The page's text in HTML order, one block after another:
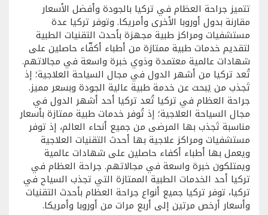
تتميز جراحة العظام في تركيا بالجودة وأفضل الأسعار
مقارنة بدول أوروبا الأخرى وأمريكا. وتوفر تركيا عدة
مستشفيات ومراكز طبية مجهزة بأحدث التقنيات الطبية
لتقديم خدمات طبية ممتازة من أطباء أكفّاء حاصلين على
شهادات عالمية معتمدة وذوي خبرة واسعة في مجالاتهم.
تُعد تركيا من أشهر الدول في مجال السياحة العلاجية؛ إذ
تَجذب من يَبحث عن خدمة طبية عالية الجودة وبسعر مميز.
جراحة العظام في تركيا تُعد تركيا أحد أشهر الدول في
مجال السياحة العلاجية؛ إذ تُوفر خدمات طبية ممتازة بأسعار
مناسبة تَجذب بها المرضى من جميع أنحاء العالم، إذ توفر
مستشفيات ومراكز علاجية بها أحدث التقنيات العلاجية
ويعمل بها أطباء أكفاء حاصلين على شهادات عالمية
ويمتلكون خبرة واسعة في مجالاتهم. جراحة العظام في
تركيا أحد الخدمات الطبية الممتازة التي تجذب السياح في
تركيا، توفر تركيا جميع أنواع جراحة العظام بأحدث التقنيات
وأسعار أرخص مرتين إلى أربع مرات من أوروبا وأمريكا.